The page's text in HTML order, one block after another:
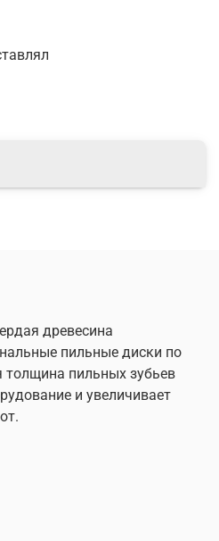
древесина
пильные диски по
пильных зубьев
и увеличивает